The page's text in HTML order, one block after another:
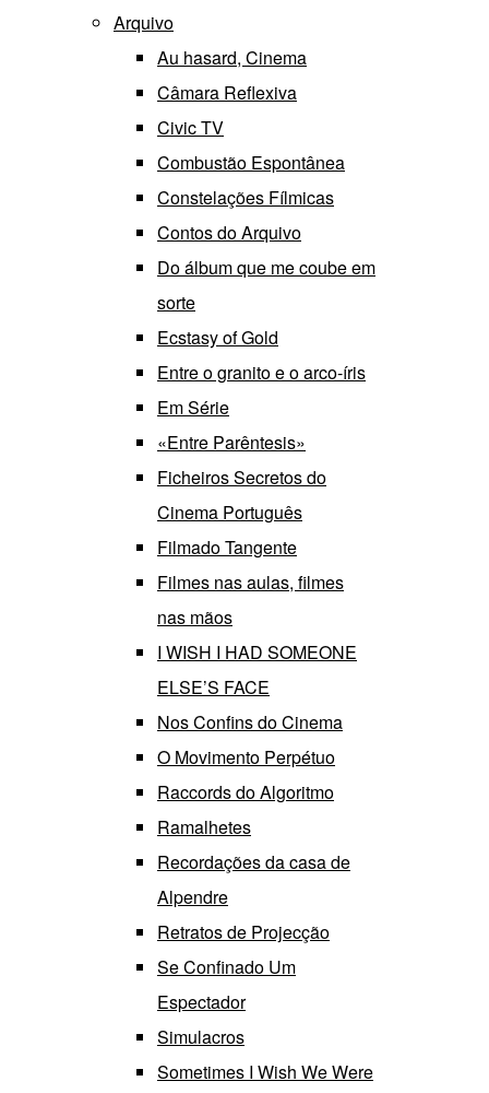
Arquivo
Au hasard, Cinema
Câmara Reflexiva
Civic TV
Combustão Espontânea
Constelações Fílmicas
Contos do Arquivo
Do álbum que me coube em
sorte
Ecstasy of Gold
Entre o granito e o arco-íris
Em Série
«Entre Parêntesis»
Ficheiros Secretos do
Cinema Português
Filmado Tangente
Filmes nas aulas, filmes
nas mãos
I WISH I HAD SOMEONE
ELSE’S FACE
Nos Confins do Cinema
O Movimento Perpétuo
Raccords do Algoritmo
Ramalhetes
Recordações da casa de
Alpendre
Retratos de Projecção
Se Confinado Um
Espectador
Simulacros
Sometimes I Wish We Were